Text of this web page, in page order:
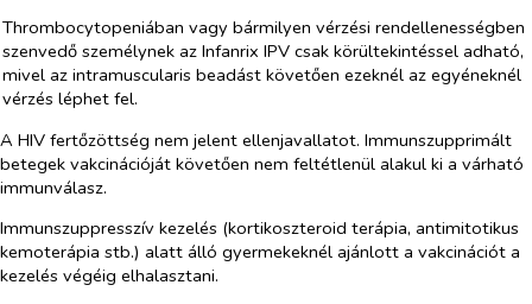
Thrombocytopeniában vagy bármilyen vérzési rendellenességben
szenvedő személynek az Infanrix IPV csak körültekintéssel adható,
mivel az intramuscularis beadást követően ezeknél az egyéneknél
vérzés léphet fel.
A HIV fertőzöttség nem jelent ellenjavallatot. Immunszupprimált
betegek vakcinációját követően nem feltétlenül alakul ki a várható
immunválasz.
Immunszuppresszív kezelés (kortikoszteroid terápia, antimitotikus
kemoterápia stb.) alatt álló gyermekeknél ajánlott a vakcinációt a
kezelés végéig elhalasztani.